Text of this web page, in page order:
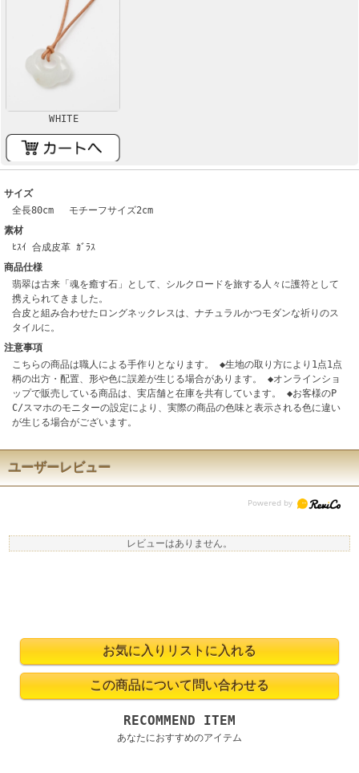
WHITE
サイズ
全長80cm モチーフサイズ2cm
素材
ﾋｽｲ 合成皮革 ｶﾞﾗｽ
商品仕様
翡翠は古来「魂を癒す石」として、シルクロードを旅する人々に護符として
携えられてきました。
合皮と組み合わせたロングネックレスは、ナチュラルかつモダンな祈りのス
タイルに。
注意事項
こちらの商品は職人による手作りとなります。 ◆生地の取り方により1点1点
柄の出方・配置、形や色に誤差が生じる場合があります。 ◆オンラインショ
ップで販売している商品は、実店舗と在庫を共有しています。 ◆お客様のP
C/スマホのモニターの設定により、実際の商品の色味と表示される色に違い
が生じる場合がございます。
ユーザーレビュー
レビューはありません。
RECOMMEND ITEM
あなたにおすすめのアイテム